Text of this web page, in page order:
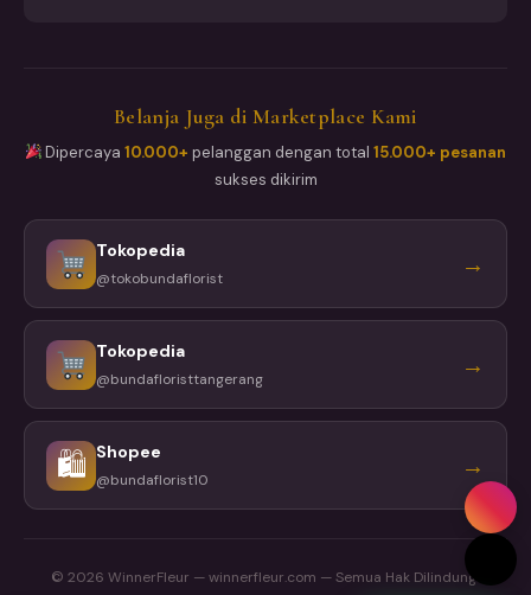
Belanja Juga di Marketplace Kami
Dipercaya10.000+ pelanggan dengan total15.000+ pesanan
sukses dikirim
Tokopedia
@tokobundaflorist →
Tokopedia
@bundafloristtangerang →
🛍 Shopee
@bundaflorist10 →
© 2026 WinnerFleur — winnerfleur.com — Semua Hak Dilindungi